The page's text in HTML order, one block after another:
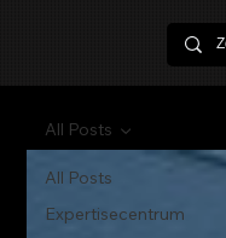
All Posts
Expertisecentrum
All Posts